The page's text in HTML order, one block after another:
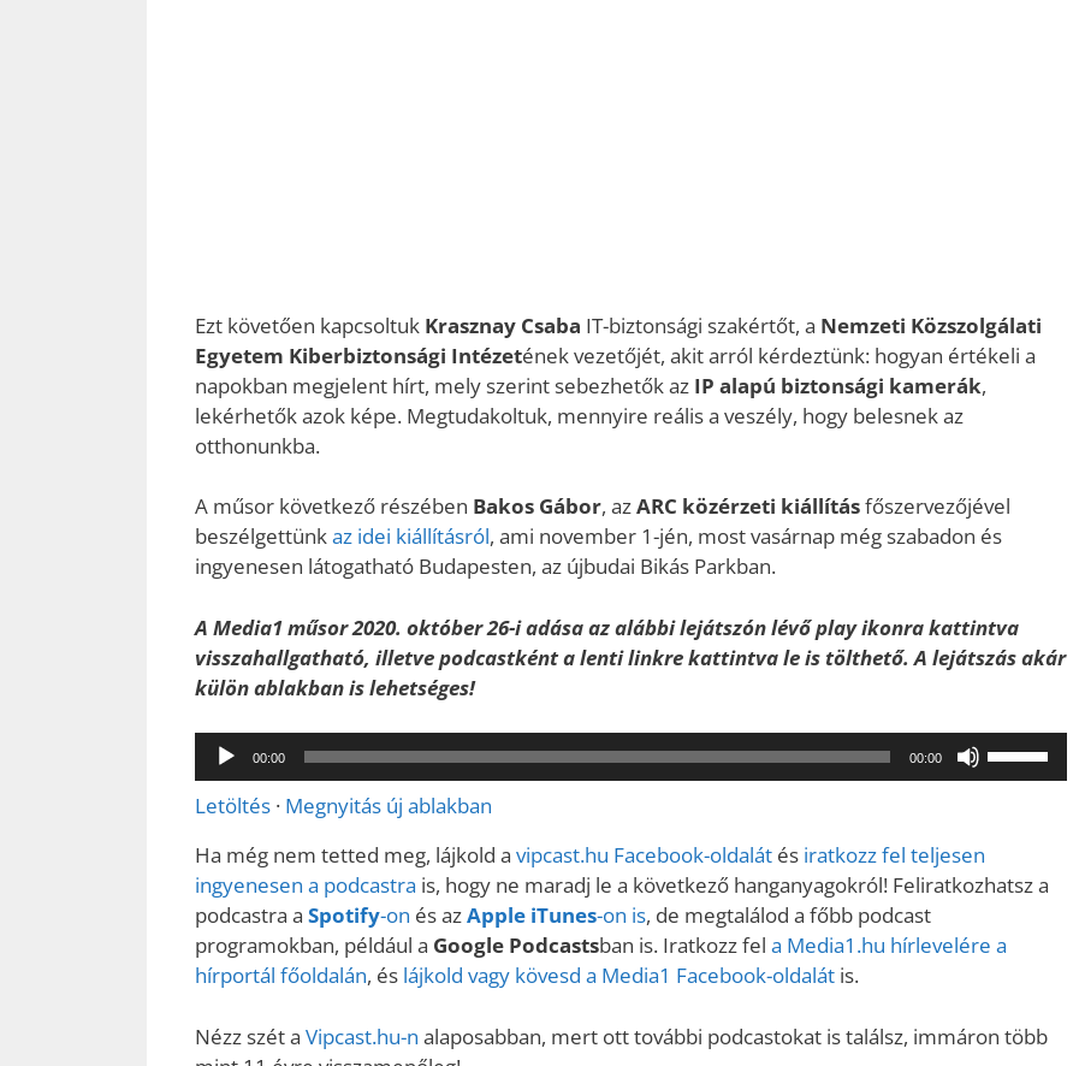
Ezt követően kapcsoltuk Krasznay Csaba IT-biztonsági szakértőt, a Nemzeti Közszolgálati
Egyetem Kiberbiztonsági Intézetének vezetőjét, akit arról kérdeztünk: hogyan értékeli a
napokban megjelent hírt, mely szerint sebezhetők az IP alapú biztonsági kamerák,
lekérhetők azok képe. Megtudakoltuk, mennyire reális a veszély, hogy belesnek az
otthonunkba.
A műsor következő részében Bakos Gábor, azARC közérzeti kiállításfőszervezőjével
beszélgettünkaz idei kiállításról, ami november 1-jén, most vasárnap még szabadon és
ingyenesen látogatható Budapesten, az újbudai Bikás Parkban.
A Media1 műsor 2020. október 26-i adása az alábbi lejátszón lévő play ikonra kattintva
visszahallgatható, illetve podcastként a lenti linkre kattintva le is tölthető. A lejátszás akár
külön ablakban is lehetséges!
Audió
lejátszó
00:00 00:00
A
hangerő
a
billentyűket
Letöltés · Megnyitás új ablakban
Ha még nem tetted meg, lájkold a vipcast.hu Facebook-oldalát és iratkozz fel teljesen
ingyenesen a podcastra is, hogy ne maradj le a következő hanganyagokról! Feliratkozhatsz a
podcastra a Spotify-on és azApple iTunes-on is, de megtalálod a főbb podcast
programokban, például a Google Podcastsban is. Iratkozz fel a Media1.hu hírlevelére a
hírportál főoldalán, és lájkold vagy kövesd a Media1 Facebook-oldalát is.
Nézz szét a Vipcast.hu-n alaposabban, mert ott további podcastokat is találsz, immáron több